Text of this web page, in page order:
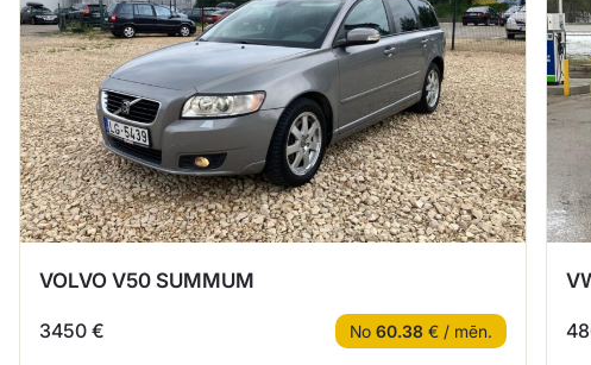
VOLVO V50 SUMMUM
3450 € No 60.38 € / mēn.